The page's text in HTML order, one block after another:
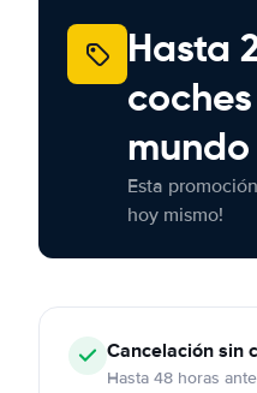
Hasta
mundo
Esta
hoy mismo!
Cancelaciónsin
Hasta 48 horas